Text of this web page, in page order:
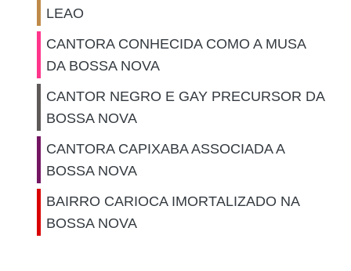
LEAO
CANTORA CONHECIDA COMO A MUSA
DA BOSSA NOVA
CANTOR NEGRO E GAY PRECURSOR DA
BOSSA NOVA
CANTORA CAPIXABA ASSOCIADA A
BOSSA NOVA
BAIRRO CARIOCA IMORTALIZADO NA
BOSSA NOVA